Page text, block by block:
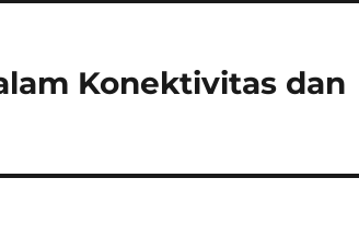
Konektivitas dan